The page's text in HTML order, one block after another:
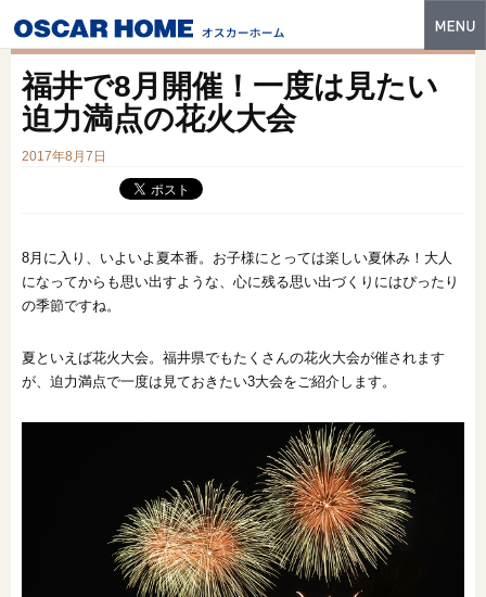
特長
イベント・モデルハウス
建築実例
販売中の物件
スマートセレクト
土地情報
オンライン相談会
福井で8月開催！一度は見たい
迫力満点の花火大会
2017年8月7日
8月に入り、いよいよ夏本番。お子様にとっては楽しい夏休み！大人
になってからも思い出すような、心に残る思い出づくりにはぴったり
の季節ですね。
夏といえば花火大会。福井県でもたくさんの花火大会が催されます
が、迫力満点で一度は見ておきたい3大会をご紹介します。